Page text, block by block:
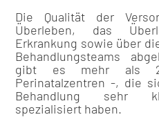
Die Qualität der
Überleben, das
Erkrankung sowie über
Behandlungsteams
gibt es mehr als
Perinatalzentren -, die
Behandlung sehr
spezialisiert haben.